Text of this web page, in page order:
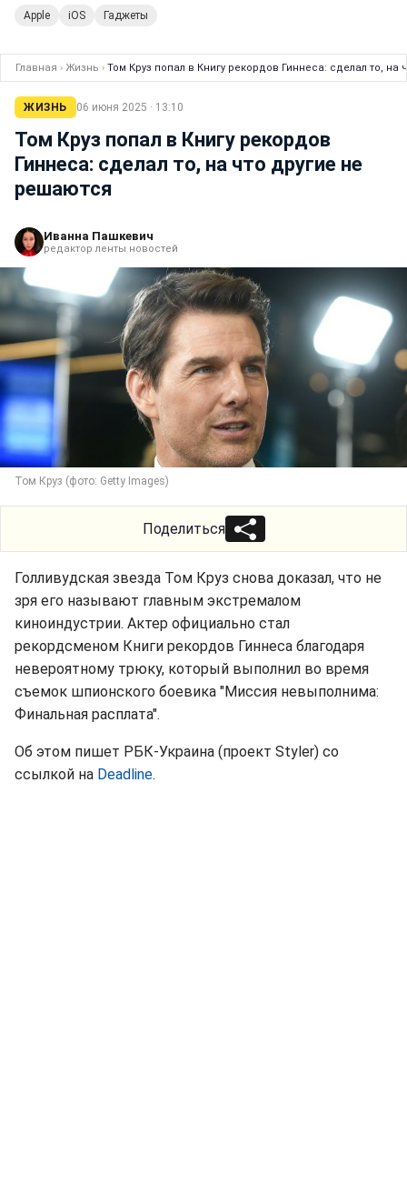
Apple iOS Гаджеты
Главная › Жизнь › Том Круз попал в Книгу рекордов Гиннеса: сделал то, на
ЖИЗНЬ 06 июня 2025 · 13:10
Том Круз попал в Книгу рекордов
Гиннеса: сделал то, на что другие не
решаются
Иванна Пашкевич
редактор ленты новостей
Том Круз (фото: Getty Images)
Поделиться
Голливудская звезда Том Круз снова доказал, что не
зря его называют главным экстремалом
киноиндустрии. Актер официально стал
рекордсменом Книги рекордов Гиннеса благодаря
невероятному трюку, который выполнил во время
съемок шпионского боевика "Миссия невыполнима:
Финальная расплата".
Об этом пишет РБК-Украина (проект Styler) со
ссылкой на Deadline.